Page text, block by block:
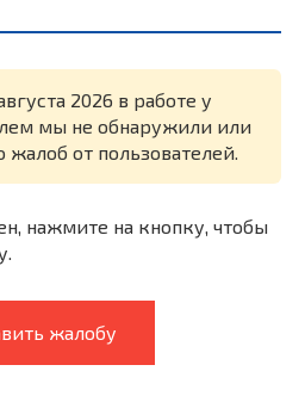
2026 в работе у
мы не обнаружили или
жалоб от пользователей.
нажмите на кнопку, чтобы
жалобу